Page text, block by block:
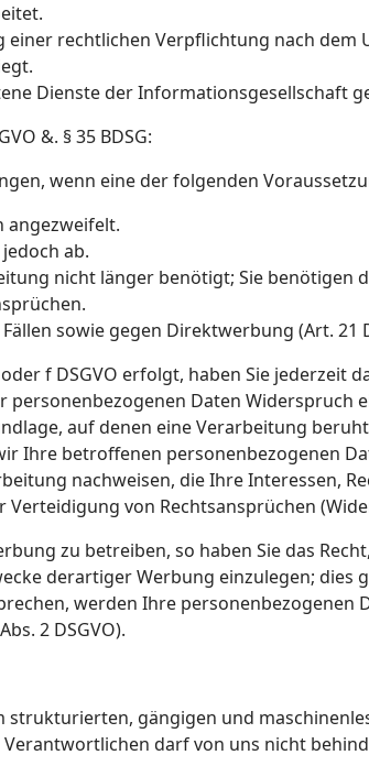
rechtlichen Verpflichtung nach dem
Dienste der Informationsgesellschaft
&. § 35 BDSG:
wenn eine der folgenden
angezweifelt.
ab.
nicht länger benötigt; Sie benötigen
sowie gegen Direktwerbung (Art. 21
f DSGVO erfolgt, haben Sie jederzeit
Daten Widerspruch
auf denen eine Verarbeitung
Ihre betroffenen personenbezogenen
nachweisen, die Ihre Interessen,
von Rechtsansprüchen
zu betreiben, so haben Sie das
derartiger Werbung einzulegen; dies
werden Ihre personenbezogenen
2 DSGVO).
gängigen und
darf von uns nicht